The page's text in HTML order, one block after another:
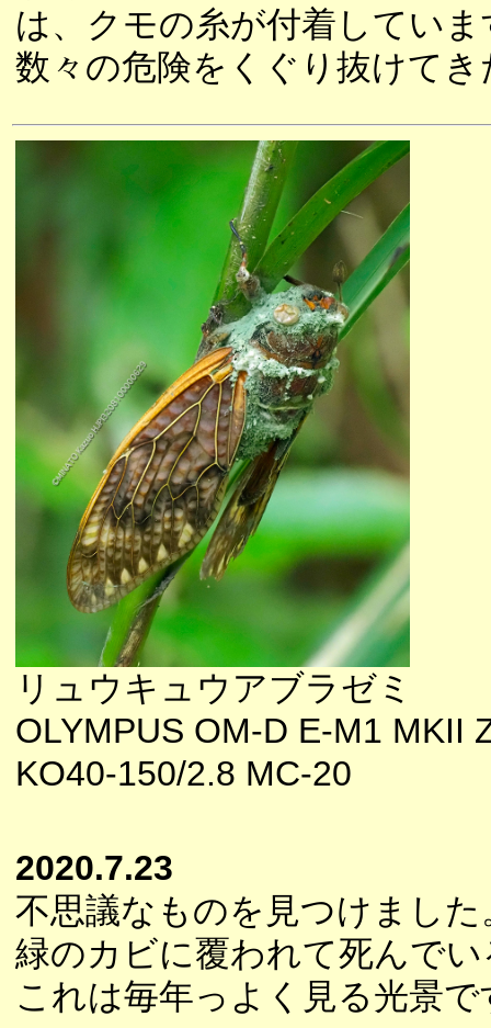
は、クモの糸が付着していま
数々の危険をくぐり抜けて
リュウキュウアブラゼミ
OLYMPUS OM-D E-M1 MKII
KO40-150/2.8 MC-20
2020.7.23
不思議なものを見つけました
緑のカビに覆われて死んで
これは毎年っよく見る光景で